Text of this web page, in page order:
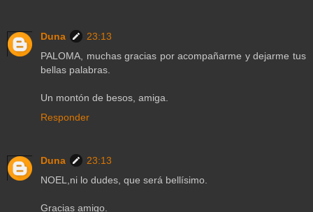
Duna
23:13
PALOMA, muchas gracias por acompañarme y dejarme tus
bellas palabras.
Un montón de besos, amiga.
Responder
Duna
23:13
NOEL,ni lo dudes, que será bellísimo.
Gracias amigo.